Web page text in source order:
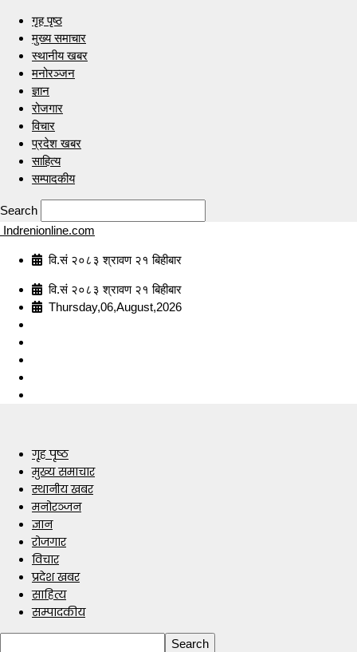
गृह पृष्ठ
मुख्य समाचार
स्थानीय खबर
मनोरञ्जन
ज्ञान
रोजगार
विचार
प्रदेश खबर
साहित्य
सम्पादकीय
Search
Indrenionline.com
वि.सं २०८३ श्रावण २१ बिहीबार
वि.सं २०८३ श्रावण २१ बिहीबार
Thursday,06,August,2026
गृह पृष्ठ
मुख्य समाचार
स्थानीय खबर
मनोरञ्जन
ज्ञान
रोजगार
विचार
प्रदेश खबर
साहित्य
सम्पादकीय